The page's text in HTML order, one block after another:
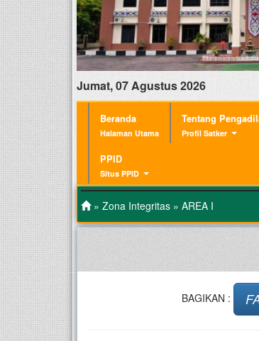
Jumat, 07 Agustus 2026
Beranda
Halaman Utama
Tentang
Profil Satker
PPID
Situs PPID
» Zona Integritas » AREA I
BAGIKAN :